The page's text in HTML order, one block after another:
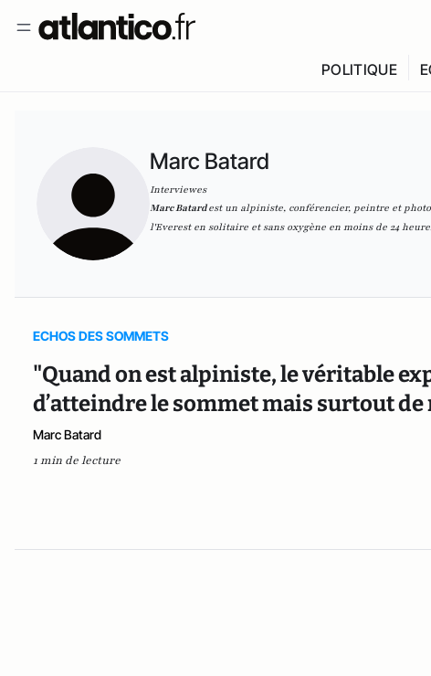
POLITIQUE
Marc Batard
Interviewes
Marc Batardest un alpiniste, conférencier, peintre et
l'Everest en solitaire et sans oxygène en moins de 24
ECHOS DES SOMMETS
"Quand on est alpiniste, le véritable
d’atteindre le sommet mais surtout
Marc Batard
1 min de lecture